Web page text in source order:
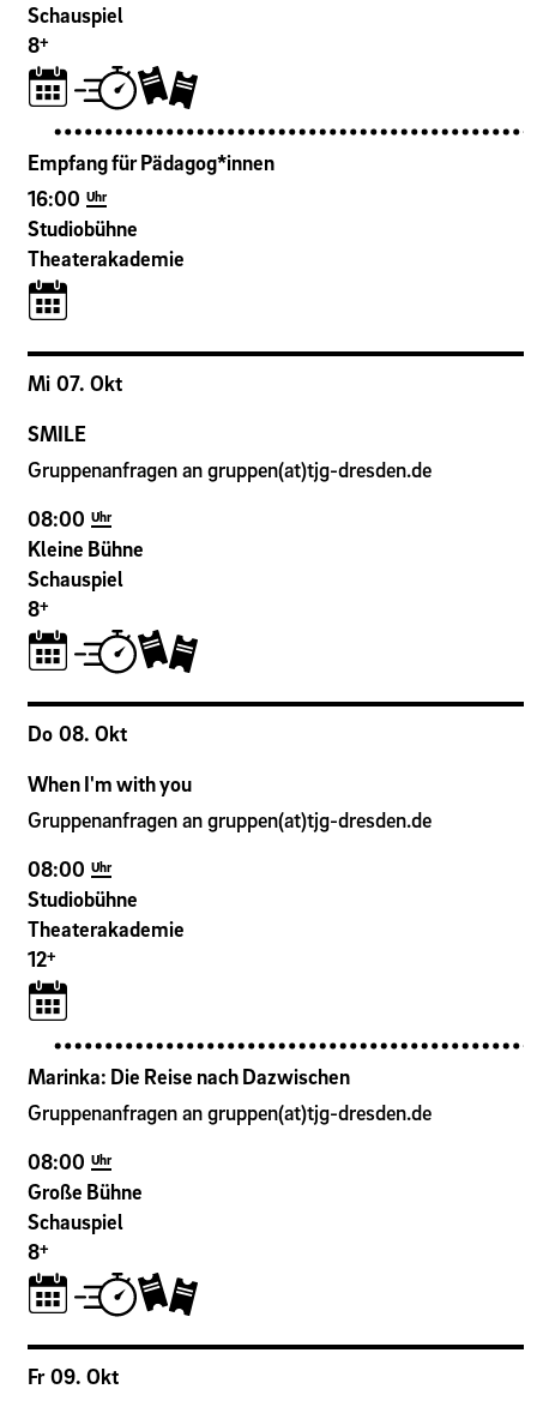
8+
Schauspiel
Empfang für Pädagog*innen
16:00 Uhr
Studiobühne
Theaterakademie
Mi 07. Okt
SMILE
Gruppenanfragen an gruppen(at)tjg-dresden.de
08:00 Uhr
8+
Kleine Bühne
Schauspiel
Do 08. Okt
When I'm with you
Gruppenanfragen an gruppen(at)tjg-dresden.de
08:00 Uhr
12+
Studiobühne
Theaterakademie
Marinka: Die Reise nach Dazwischen
Gruppenanfragen an gruppen(at)tjg-dresden.de
08:00 Uhr
8+
Große Bühne
Schauspiel
Fr 09. Okt